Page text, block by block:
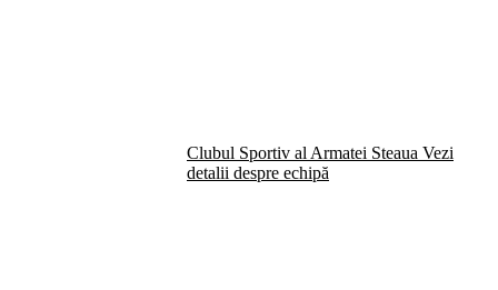
Clubul Sportiv al Armatei Steaua Vezi
detalii despre echipă